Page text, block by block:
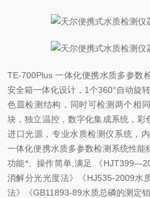
TE-700Plus 一体化便携水质多参数
安全箱一体化设计， 1个360°自动旋
色皿检测结构，同时可检测两个相
块，独立温控，数字化集成系统，彩
进口光源，专业水质检测仪系统，
一体化便携水质多参数检测系统性能
功能*、操作简单, 满足
《
消解分光光度法》《HJ535-2009水
法》《GB11893-89水质总磷的测定